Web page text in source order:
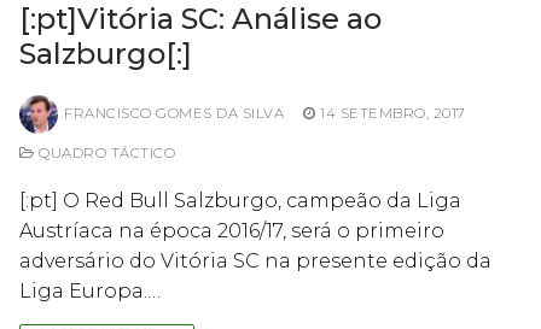
[:pt]Vitória SC: Análise ao
Salzburgo[:]
FRANCISCO GOMES DA SILVA 14 SETEMBRO, 2017
QUADRO TÁCTICO
[:pt] O Red Bull Salzburgo, campeão da Liga
Austríaca na época 2016/17, será o primeiro
adversário do Vitória SC na presente edição da
Liga Europa.…